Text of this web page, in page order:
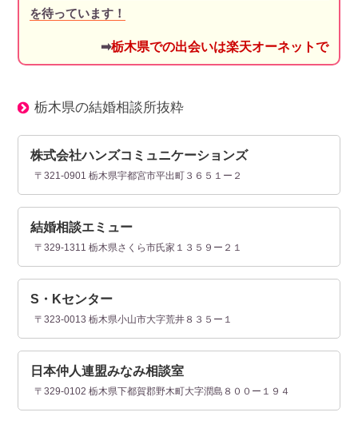
を待っています！
➡栃木県での出会いは楽天オーネットで
栃木県の結婚相談所抜粋
株式会社ハンズコミュニケーションズ
〒321-0901 栃木県宇都宮市平出町３６５１ー２
結婚相談エミュー
〒329-1311 栃木県さくら市氏家１３５９ー２１
S・Kセンター
〒323-0013 栃木県小山市大字荒井８３５ー１
日本仲人連盟みなみ相談室
〒329-0102 栃木県下都賀郡野木町大字潤島８００ー１９４